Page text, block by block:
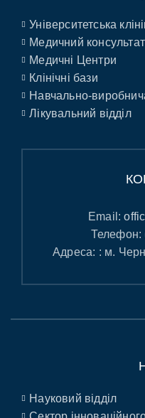
Університетська
Медичний
Медичні Центри
Клінічні бази
Навчально-
Лікувальний відділ
Email:
Телефон:
Адреса: : м.
Науковий відділ